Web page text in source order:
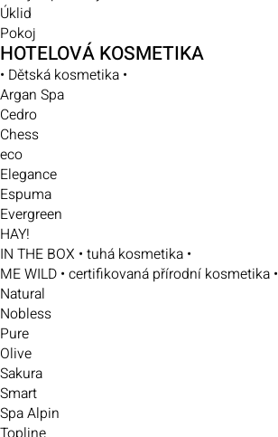
Úklid
Pokoj
HOTELOVÁ KOSMETIKA
• Dětská kosmetika •
Argan Spa
Cedro
Chess
eco
Elegance
Espuma
Evergreen
HAY!
IN THE BOX • tuhá kosmetika •
ME WILD • certifikovaná přírodní kosmetika •
Natural
Nobless
Pure
Olive
Sakura
Smart
Spa Alpin